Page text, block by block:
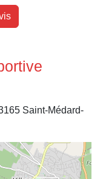
Saint-Médard-